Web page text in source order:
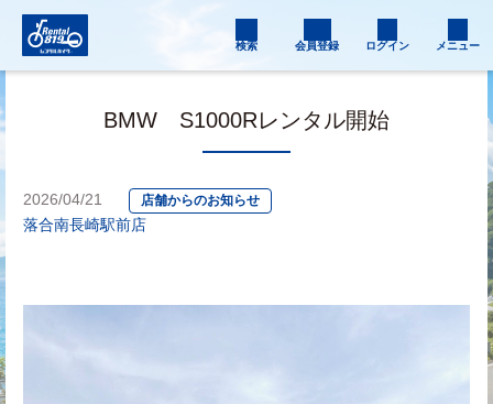
検索 会員登録 ログイン メニュー
BMW S1000Rレンタル開始
2026/04/21 店舗からのお知らせ
落合南長崎駅前店